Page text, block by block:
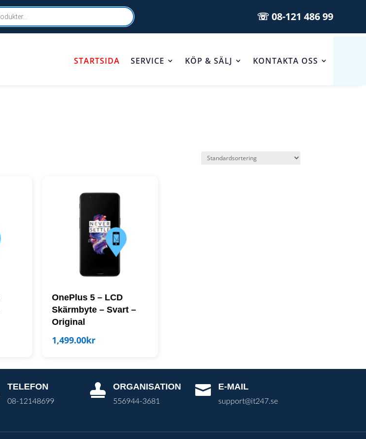
☏ 08-121 486 99
STARTSIDA SERVICE KÖP & SÄLJ KONTAKTA OSS
OnePlus 5 – LCD
Skärmbyte – Svart –
Original
1,499.00kr
TELEFON
08-12148699
 ORGANISATION
556944-3681
 E-MAIL
support@it247.se